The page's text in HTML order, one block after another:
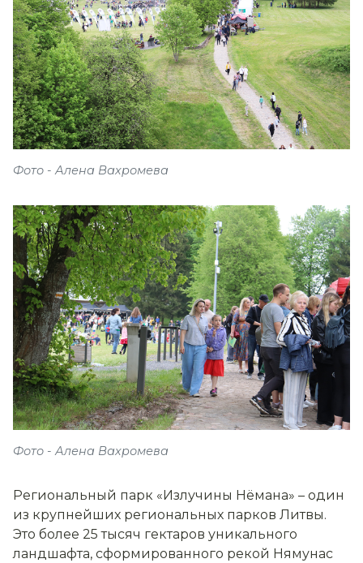
Фото - Алена Вахромева
Фото - Алена Вахромева
Региональный парк «Излучины Нёмана» – один
из крупнейших региональных парков Литвы.
Это более 25 тысяч гектаров уникального
ландшафта, сформированного рекой Нямунас